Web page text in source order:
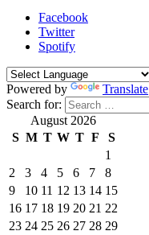
Facebook
Twitter
Spotify
Powered by
Translate
Search for:
August 2026
S M T W T F
S
1
2
3 4 5 6 7
8
9
10 11 12 13 14 15
16 17 18 19 20 21 22
23 24 25 26 27 28 29